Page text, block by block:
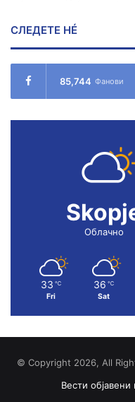
СЛЕДЕТЕ НÉ
85,744 Фанови
Облачно
33 ℃
Fri
36 ℃
Sat
© Copyright 2026, All
Вести